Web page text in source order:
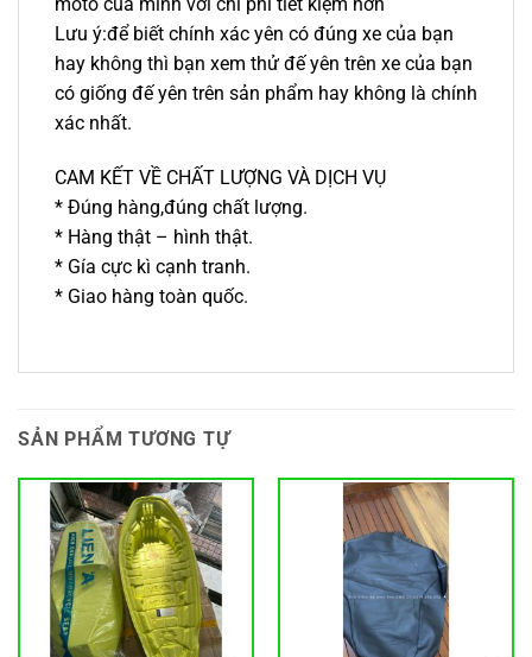
moto của mình với chi phí tiết kiệm hơn
Lưu ý:để biết chính xác yên có đúng xe của bạn
hay không thì bạn xem thử đế yên trên xe của bạn
có giống đế yên trên sản phẩm hay không là chính
xác nhất.
CAM KẾT VỀ CHẤT LƯỢNG VÀ DỊCH VỤ
* Đúng hàng,đúng chất lượng.
* Hàng thật – hình thật.
* Gía cực kì cạnh tranh.
* Giao hàng toàn quốc.
SẢN PHẨM TƯƠNG TỰ